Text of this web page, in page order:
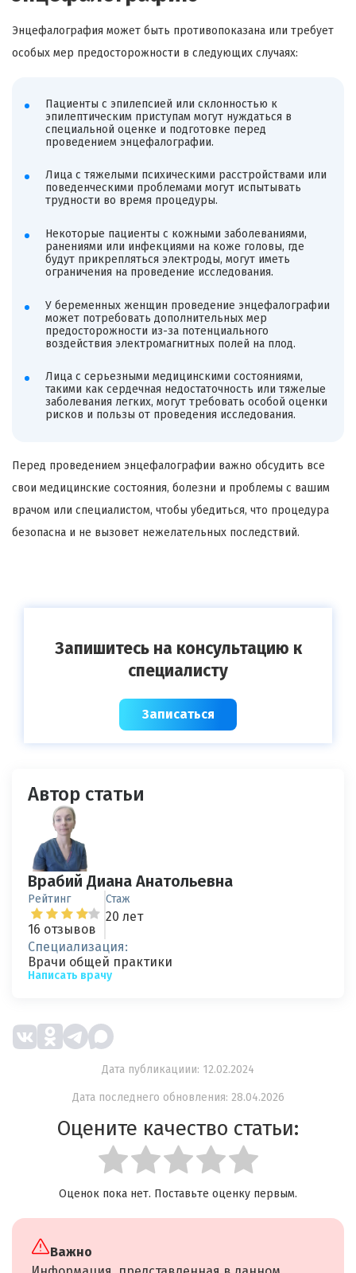
Энцефалография может быть противопоказана или требует
особых мер предосторожности в следующих случаях:
Пациенты с эпилепсией или склонностью к
эпилептическим приступам могут нуждаться в
специальной оценке и подготовке перед
проведением энцефалографии.
Лица с тяжелыми психическими расстройствами или
поведенческими проблемами могут испытывать
трудности во время процедуры.
Некоторые пациенты с кожными заболеваниями,
ранениями или инфекциями на коже головы, где
будут прикрепляться электроды, могут иметь
ограничения на проведение исследования.
У беременных женщин проведение энцефалографии
может потребовать дополнительных мер
предосторожности из-за потенциального
воздействия электромагнитных полей на плод.
Лица с серьезными медицинскими состояниями,
такими как сердечная недостаточность или тяжелые
заболевания легких, могут требовать особой оценки
рисков и пользы от проведения исследования.
Перед проведением энцефалографии важно обсудить все
свои медицинские состояния, болезни и проблемы с вашим
врачом или специалистом, чтобы убедиться, что процедура
безопасна и не вызовет нежелательных последствий.
Запишитесь на консультацию к
специалисту
Записаться
Автор статьи
Врабий Диана Анатольевна
Рейтинг
16 отзывов
Стаж
20 лет
Специализация:
Врачи общей практики
Написать врачу
Дата публикациии: 12.02.2024
Дата последнего обновления: 28.04.2026
Оцените качество статьи:
Оценок пока нет. Поставьте оценку первым.
Важно